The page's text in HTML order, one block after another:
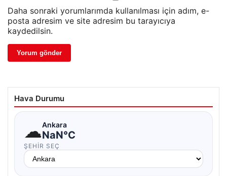
Daha sonraki yorumlarımda kullanılması için adım, e-
posta adresim ve site adresim bu tarayıcıya
kaydedilsin.
Hava Durumu
☁Ankara
NaN°C
ŞEHIR SEÇ